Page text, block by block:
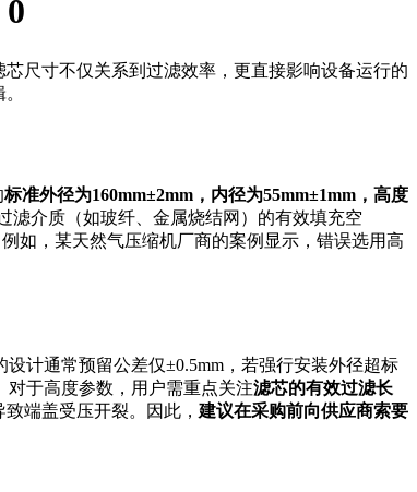
0
尺寸不仅关系到过滤效率，更直接影响设备运行的
标准外径为160mm±2mm，内径为55mm±1mm，高度
滤介质（如玻纤、金属烧结网）的有效填充空
如，某天然气压缩机厂商的案例显示，错误选用高
设计通常预留公差仅±0.5mm，若强行安装外径超标
对于高度参数，用户需重点关注滤芯的有效过滤长
端盖受压开裂。因此， 建议在采购前向供应商索要